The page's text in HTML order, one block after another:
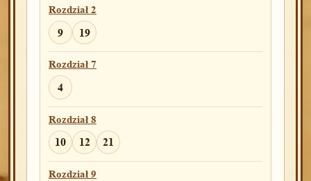
Rozdział 2
9 19
Rozdział 7
4
Rozdział 8
10 12 21
Rozdział 9